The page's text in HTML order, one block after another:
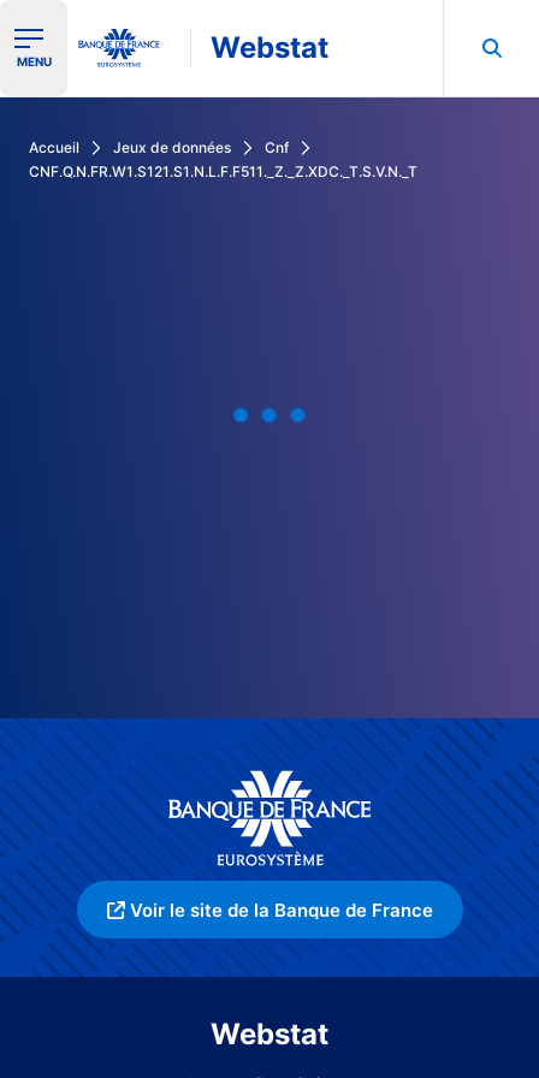
Ouvrir le menu de navigation
MENU Webstat
Accueil Jeux de données
Cnf
CNF.Q.N.FR.W1.S121.S1.N.L.F.F511._Z._Z.XDC._T.S.V.N._T
Voir le site de la Banque de France
Webstat